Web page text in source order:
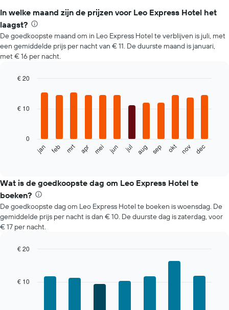
In welke maand zijn de prijzen voor Leo Express Hotel het
laagst?
De goedkoopste maand om in Leo Express Hotel te verblijven is juli, met
een gemiddelde prijs per nacht van € 11. De duurste maand is januari,
met € 16 per nacht.
with
12
volgende
de
gemiddelde
prijs
per
maand
van
kamer
toont
jan feb mrt apr mei jun jul aug sep okt nov dec
0
€ 10
€ 20
Wat is de goedkoopste dag om Leo Express Hotel te
boeken?
De goedkoopste dag om Leo Express Hotel te boeken is woensdag. De
gemiddelde prijs per nacht is dan € 10. De duurste dag is zaterdag, voor
€ 17 per nacht.
€ 10
€ 20